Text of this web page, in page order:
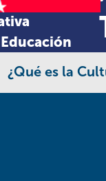
¿Qué es la